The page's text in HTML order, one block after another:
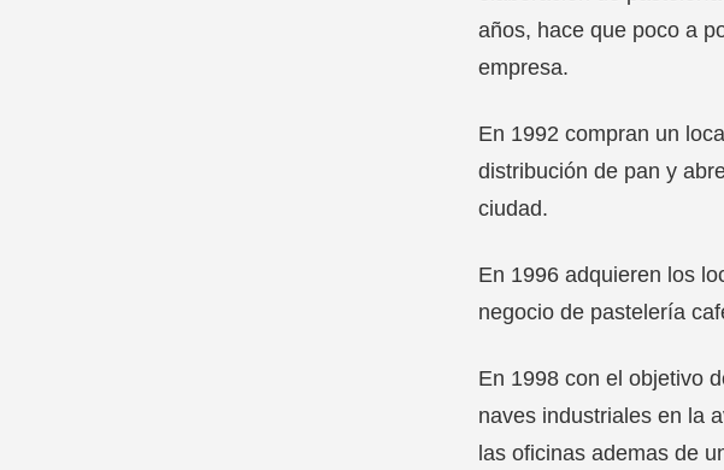
años, hace que poco a
empresa.
En 1992 compran un
distribución de pan y
ciudad.
En 1996 adquieren los
negocio de pastelería
En 1998 con el objetivo
naves industriales en la
las oficinas ademas de